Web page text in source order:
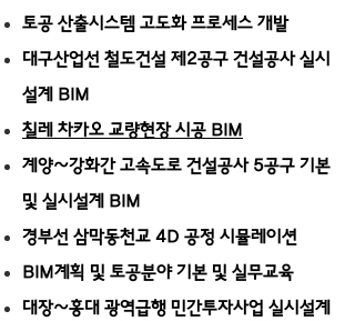
토공 산출시스템 고도화 프로세스 개발
대구산업선 철도건설 제2공구 건설공사 실시
설계 BIM
칠레 차카오 교량현장 시공 BIM
계양~강화간 고속도로 건설공사 5공구 기본
및 실시설계 BIM
경부선 삼막동천교 4D 공정 시뮬레이션
BIM계획 및 토공분야 기본 및 실무교육
대장~홍대 광역급행 민간투자사업 실시설계